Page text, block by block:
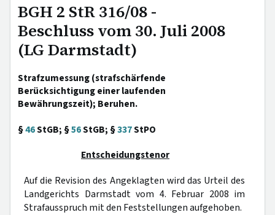
BGH 2 StR 316/08 -
Beschluss vom 30. Juli 2008
(LG Darmstadt)
Strafzumessung (strafschärfende
Berücksichtigung einer laufenden
Bewährungszeit); Beruhen.
§46StGB; §56StGB; §337StPO
Entscheidungstenor
Auf die Revision des Angeklagten wird das Urteil des
Landgerichts Darmstadt vom 4. Februar 2008 im
Strafausspruch mit den Feststellungen aufgehoben.